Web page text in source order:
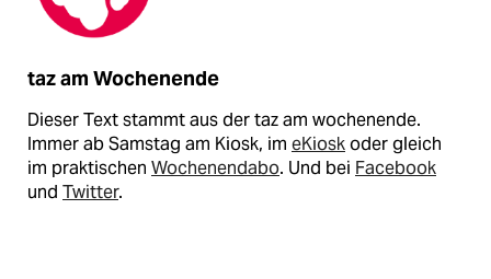
taz am Wochenende
Dieser Text stammt aus der taz am wochenende.
Immer ab Samstag am Kiosk, im eKioskoder gleich
im praktischen Wochenendabo. Und bei Facebook
und Twitter.